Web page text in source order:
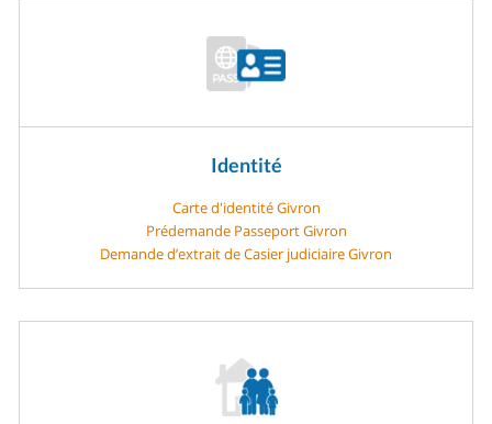
Identité
Carte d'identité Givron
Prédemande Passeport Givron
Demande d’extrait de Casier judiciaire Givron